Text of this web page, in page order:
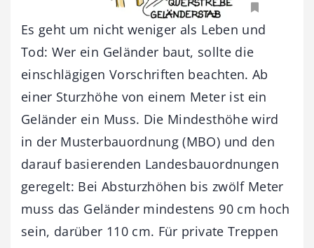
Es geht um nicht weniger als Leben und
Tod: Wer ein Geländer baut, sollte die
einschlägigen Vorschriften beachten. Ab
einer Sturzhöhe von einem Meter ist ein
Geländer ein Muss. Die Mindesthöhe wird
in der Musterbauordnung (MBO) und den
darauf basierenden Landesbauordnungen
geregelt: Bei Absturzhöhen bis zwölf Meter
muss das Geländer mindestens 90 cm hoch
sein, darüber 110 cm. Für private Treppen